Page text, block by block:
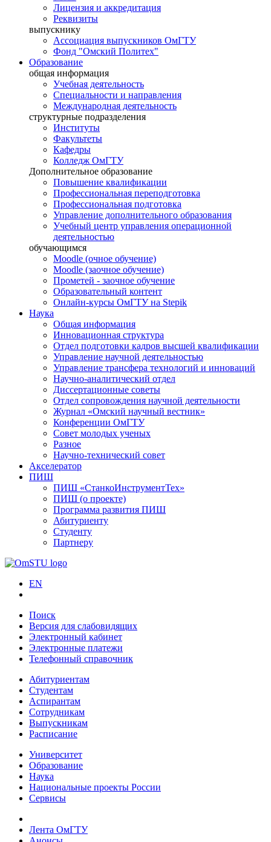
Лицензия и аккредитация
Реквизиты
выпускнику
Ассоциация выпускников ОмГТУ
Фонд "Омский Политех"
Образование
общая информация
Учебная деятельность
Специальности и направления
Международная деятельность
структурные подразделения
Институты
Факультеты
Кафедры
Колледж ОмГТУ
Дополнительное образование
Повышение квалификации
Профессиональная переподготовка
Профессиональная подготовка
Управление дополнительного образования
Учебный центр управления операционной
деятельностью
обучающимся
Moodle (очное обучение)
Moodle (заочное обучение)
Прометей - заочное обучение
Образовательный контент
Онлайн-курсы ОмГТУ на Stepik
Наука
Общая информация
Инновационная структура
Отдел подготовки кадров высшей квалификации
Управление научной деятельностью
Управление трансфера технологий и инноваций
Научно-аналитический отдел
Диссертационные советы
Отдел сопровождения научной деятельности
Журнал «Омский научный вестник»
Конференции ОмГТУ
Совет молодых ученых
Разное
Научно-технический совет
Акселератор
ПИШ
ПИШ «СтанкоИнструментТех»
ПИШ (о проекте)
Программа развития ПИШ
Абитуриенту
Студенту
Партнеру
EN
Поиск
Версия для слабовидящих
Электронный кабинет
Электронные платежи
Телефонный справочник
Абитуриентам
Студентам
Аспирантам
Сотрудникам
Выпускникам
Расписание
Университет
Образование
Наука
Национальные проекты России
Сервисы
Лента ОмГТУ